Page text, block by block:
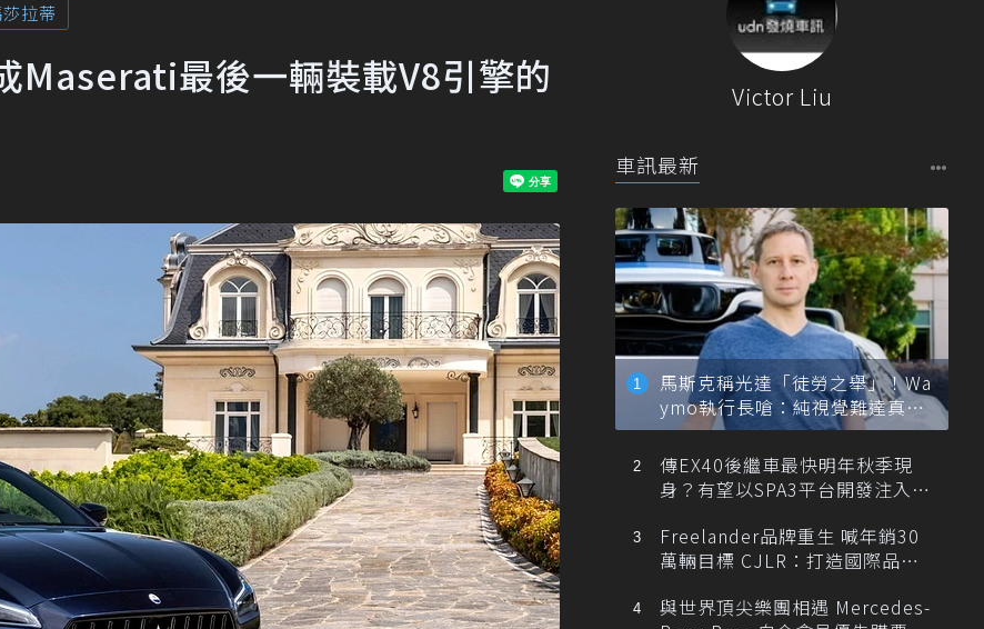
拉蒂
最後一輛裝載V8引擎的
Victor Liu
車訊最新
馬斯克稱光達「徒勞之舉」！Wa
ymo執行長嗆：純視覺難達真正
自動駕駛
傳EX40後繼車最快明年秋季現
身？有望以SPA3平台開發注入80
Freelander品牌重生 喊年銷30
萬輛目標 CJLR：打造國際品牌
與世界頂尖樂團相遇 Mercedes-